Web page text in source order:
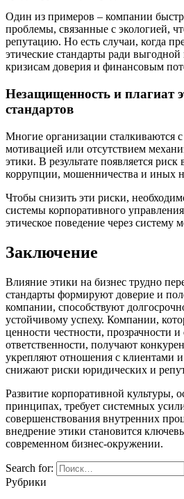
Один из примеров – компании
проблемы, связанные с экологией,
репутацию. Но есть случаи, когда
этические стандарты ради
кризисам доверия и финансовым
Незащищенность и плагиат
стандартов
Многие организации сталкиваются
мотивацией или отсутствием
этики. В результате появляется
коррупции, мошенничества и иных
Чтобы снизить эти риски,
системы корпоративного
этическое поведение через систему
Заключение
Влияние этики на бизнес трудно
стандарты формируют доверие и
компании, способствуют
устойчивому успеху. Компании,
ценности честности, прозрачности
ответственности, получают
укрепляют отношения с клиентами
снижают риски юридических и
Развитие корпоративной культуры,
принципах, требует системных
совершенствования внутренних
внедрение этики становится
современном бизнес-окружении.
Search for:
Рубрики